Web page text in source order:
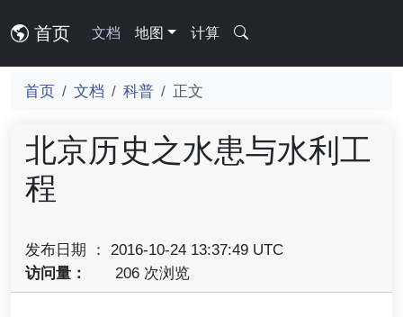
首页 文档 地图 计算
首页 文档 科普 正文
北京历史之水患与水利工
程
发布日期 ： 2016-10-24 13:37:49 UTC
访问量：
206 次浏览